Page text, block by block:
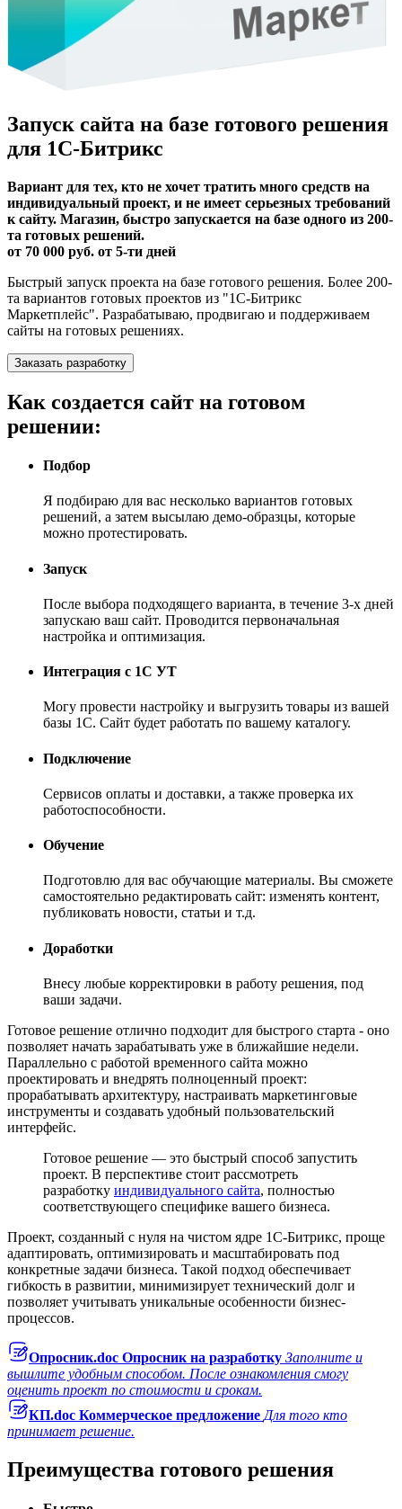
Запуск сайта на базе готового решения
для 1С-Битрикс
Вариант для тех, кто не хочет тратить много средств на
индивидуальный проект, и не имеет серьезных требований
к сайту. Магазин, быстро запускается на базе одного из 200-
та готовых решений.
от 70 000 руб. от 5-ти дней
Быстрый запуск проекта на базе готового решения. Более 200-
та вариантов готовых проектов из "1С-Битрикс
Маркетплейс". Разрабатываю, продвигаю и поддерживаем
сайты на готовых решениях.
Заказать разработку
Как создается сайт на готовом
решении:
Подбор
Я подбираю для вас несколько вариантов готовых
решений, а затем высылаю демо-образцы, которые
можно протестировать.
Запуск
После выбора подходящего варианта, в течение 3-х дней
запускаю ваш сайт. Проводится первоначальная
настройка и оптимизация.
Интеграция с 1С УТ
Могу провести настройку и выгрузить товары из вашей
базы 1С. Сайт будет работать по вашему каталогу.
Подключение
Сервисов оплаты и доставки, а также проверка их
работоспособности.
Обучение
Подготовлю для вас обучающие материалы. Вы сможете
самостоятельно редактировать сайт: изменять контент,
публиковать новости, статьи и т.д.
Доработки
Внесу любые корректировки в работу решения, под
ваши задачи.
Готовое решение отлично подходит для быстрого старта - оно
позволяет начать зарабатывать уже в ближайшие недели.
Параллельно с работой временного сайта можно
проектировать и внедрять полноценный проект:
прорабатывать архитектуру, настраивать маркетинговые
инструменты и создавать удобный пользовательский
интерфейс.
Готовое решение — это быстрый способ запустить
проект. В перспективе стоит рассмотреть
разработку индивидуального сайта, полностью
соответствующего специфике вашего бизнеса.
Проект, созданный с нуля на чистом ядре 1С-Битрикс, проще
адаптировать, оптимизировать и масштабировать под
конкретные задачи бизнеса. Такой подход обеспечивает
гибкость в развитии, минимизирует технический долг и
позволяет учитывать уникальные особенности бизнес-
процессов.
Опросник.doc Опросник на разработку Заполните и
вышлите удобным способом. После ознакомления смогу
оценить проект по стоимости и срокам.
КП.doc Коммерческое предложение Для того кто
принимает решение.
Преимущества готового решения